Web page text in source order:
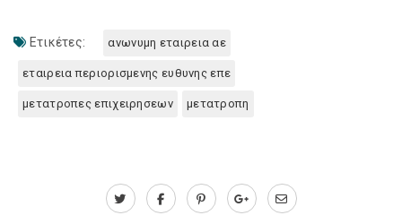
Ετικέτες: ανωνυμη εταιρεια αε
εταιρεια περιορισμενης ευθυνης επε
μετατροπες επιχειρησεων μετατροπη